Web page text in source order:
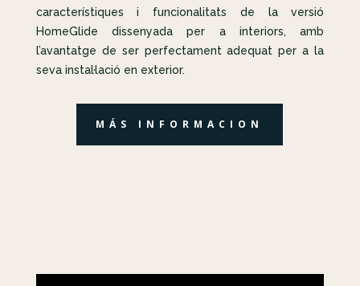
característiques i funcionalitats de la versió
HomeGlide dissenyada per a interiors, amb
l’avantatge de ser perfectament adequat per a la
seva instal·lació en exterior.
MÁS INFORMACION